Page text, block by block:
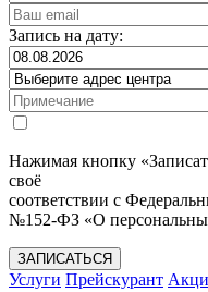
Запись на дату:
Нажимая кнопку
своё
соответствии с
№152-ФЗ «О
ЗАПИСАТЬСЯ
Услуги Прейскурант